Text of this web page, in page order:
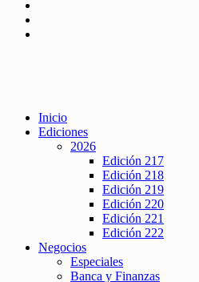
Inicio
Ediciones
2026
Edición 217
Edición 218
Edición 219
Edición 220
Edición 221
Edición 222
Negocios
Especiales
Banca y Finanzas